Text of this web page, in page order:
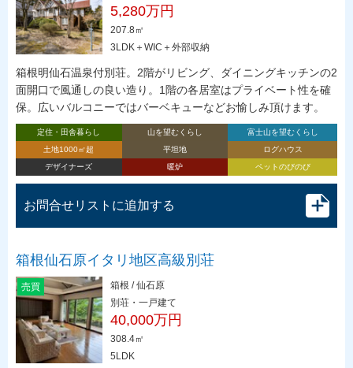
5,280万円
207.8㎡
3LDK＋WIC＋外部収納
箱根明仙石温泉付別荘。2階がリビング、ダイニングキッチンの2
面開口で風通しの良い造り。1階の各居室はプライベート性を確
保。広いバルコニーではバーベキューなどお愉しみ頂けます。
定住・田舎暮らし 山を望むくらし
富士山を望むくらし
土地1000㎡超
平坦地
ログハウス
デザイナーズ
暖炉 ペットのびのび
お問合せリストに追加する
箱根仙石原イタリ地区高級別荘
売買
箱根 / 仙石原
別荘・一戸建て
40,000万円
308.4㎡
5LDK